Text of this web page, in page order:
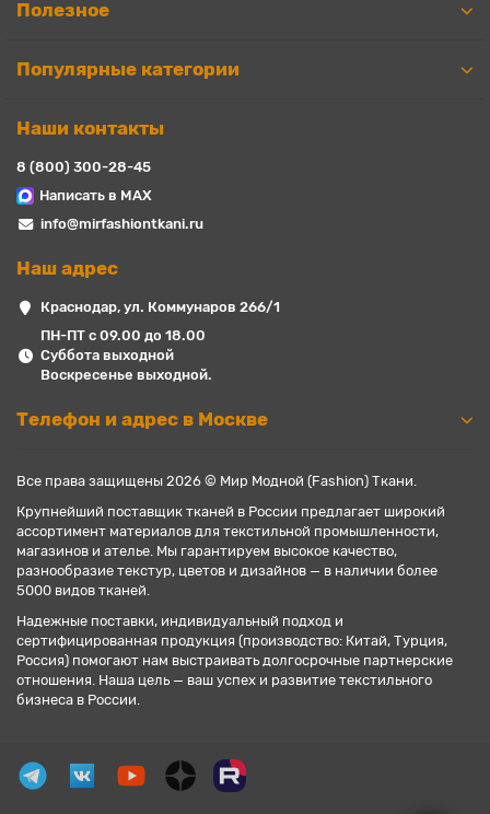
Полезное
Популярные категории
Наши контакты
8 (800) 300-28-45
Написать в MAX
info@mirfashiontkani.ru
Наш адрес
Краснодар, ул. Коммунаров 266/1
ПН-ПТ с 09.00 до 18.00
Суббота выходной
Воскресенье выходной.
Телефон и адрес в Москве
Все права защищены 2026 © Мир Модной (Fashion) Ткани.
Крупнейший поставщик тканей в России предлагает широкий
ассортимент материалов для текстильной промышленности,
магазинов и ателье. Мы гарантируем высокое качество,
разнообразие текстур, цветов и дизайнов — в наличии более
5000 видов тканей.
Надежные поставки, индивидуальный подход и
сертифицированная продукция (производство: Китай, Турция,
Россия) помогают нам выстраивать долгосрочные партнерские
отношения. Наша цель — ваш успех и развитие текстильного
бизнеса в России.